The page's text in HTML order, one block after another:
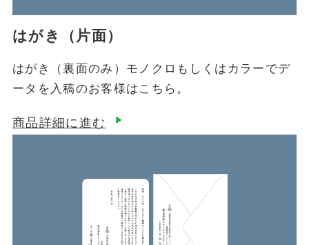
はがき（片面）
はがき（裏面のみ）モノクロもしくはカラーでデ
ータを入稿のお客様はこちら。
商品詳細に進む